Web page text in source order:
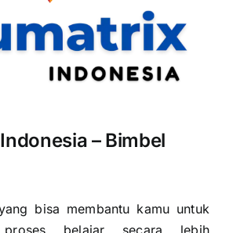
– Bimbel
bisa membantu kamu untuk
proses belajar secara lebih